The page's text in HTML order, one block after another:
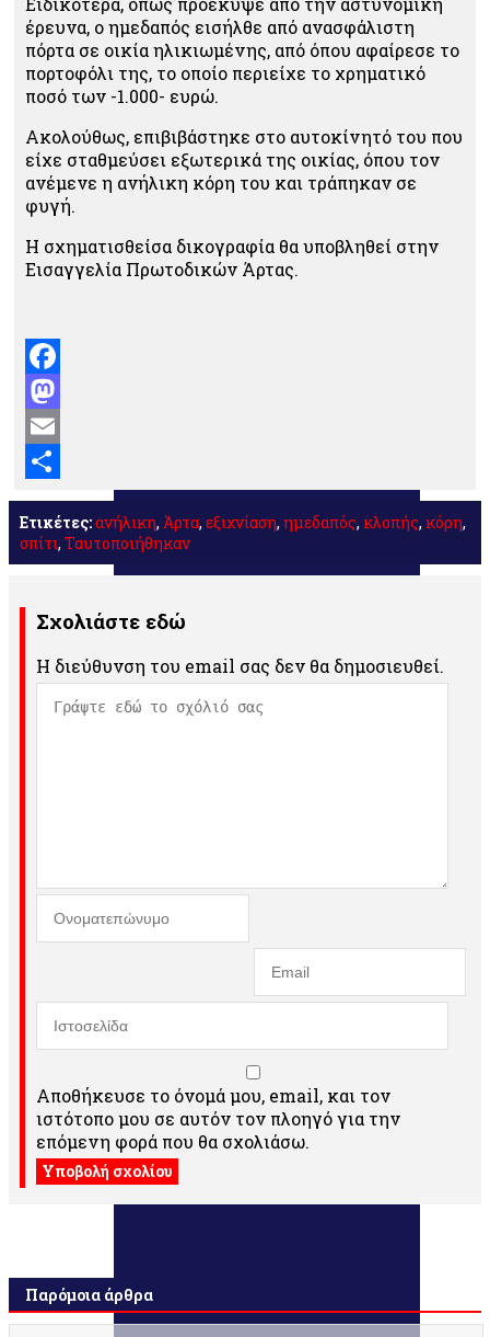
έρευνα, ο ημεδαπός εισήλθε από ανασφάλιστη
πόρτα σε οικία ηλικιωμένης, από όπου αφαίρεσε το
πορτοφόλι της, το οποίο περιείχε το χρηματικό
ποσό των -1.000- ευρώ.
Ακολούθως, επιβιβάστηκε στο αυτοκίνητό του που
είχε σταθμεύσει εξωτερικά της οικίας, όπου τον
ανέμενε η ανήλικη κόρη του και τράπηκαν σε
φυγή.
Η σχηματισθείσα δικογραφία θα υποβληθεί στην
Εισαγγελία Πρωτοδικών Άρτας.
Facebook
Mastodon
Email
Μοιραστείτε
Ετικέτες:ανήλικη, Άρτα, εξιχνίαση, ημεδαπός, κλοπής, κόρη,
σπίτι, Ταυτοποιήθηκαν
Σχολιάστε εδώ
Η διεύθυνση του email σας δεν θα δημοσιευθεί.
Αποθήκευσε το όνομά μου, email, και τον
ιστότοπο μου σε αυτόν τον πλοηγό για την
επόμενη φορά που θα σχολιάσω.
Παρόμοια άρθρα